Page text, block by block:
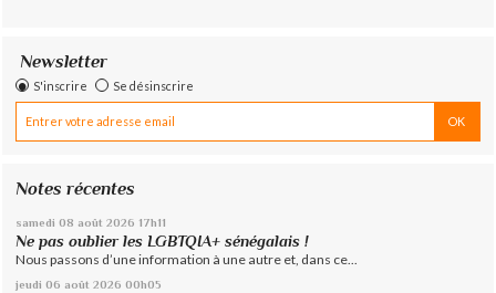
Newsletter
S'inscrire Se désinscrire
Notes récentes
samedi 08 août 2026 17h11
Ne pas oublier les LGBTQIA+ sénégalais !
Nous passons d’une information à une autre et, dans ce...
jeudi 06 août 2026 00h05